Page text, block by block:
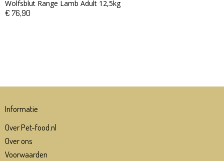
Wolfsblut Range Lamb Adult 12,5kg
€ 76,90
Informatie
Over Pet-food.nl
Over ons
Voorwaarden